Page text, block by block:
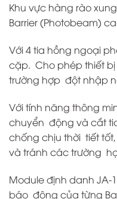
Khu vực hàng rào
Barrier (Photobeam)
Với 4 tia hồng ngoại
cặp. Cho phép thiết
trường hợp đột nhập
Với tính năng thông
chuyển động và cắt
chống chịu thời tiết
và tránh các trường
Module định danh JA-
báo động của từng